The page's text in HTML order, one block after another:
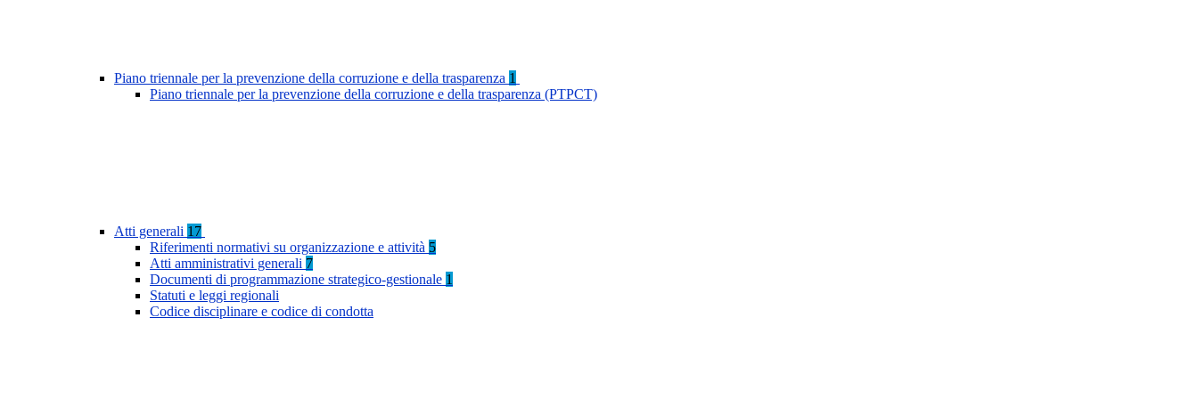
Piano triennale per la prevenzione della corruzione e della trasparenza 1
Piano triennale per la prevenzione della corruzione e della trasparenza (PTPCT)
Atti generali 17
Riferimenti normativi su organizzazione e attività 5
Atti amministrativi generali 7
Documenti di programmazione strategico-gestionale 1
Statuti e leggi regionali
Codice disciplinare e codice di condotta